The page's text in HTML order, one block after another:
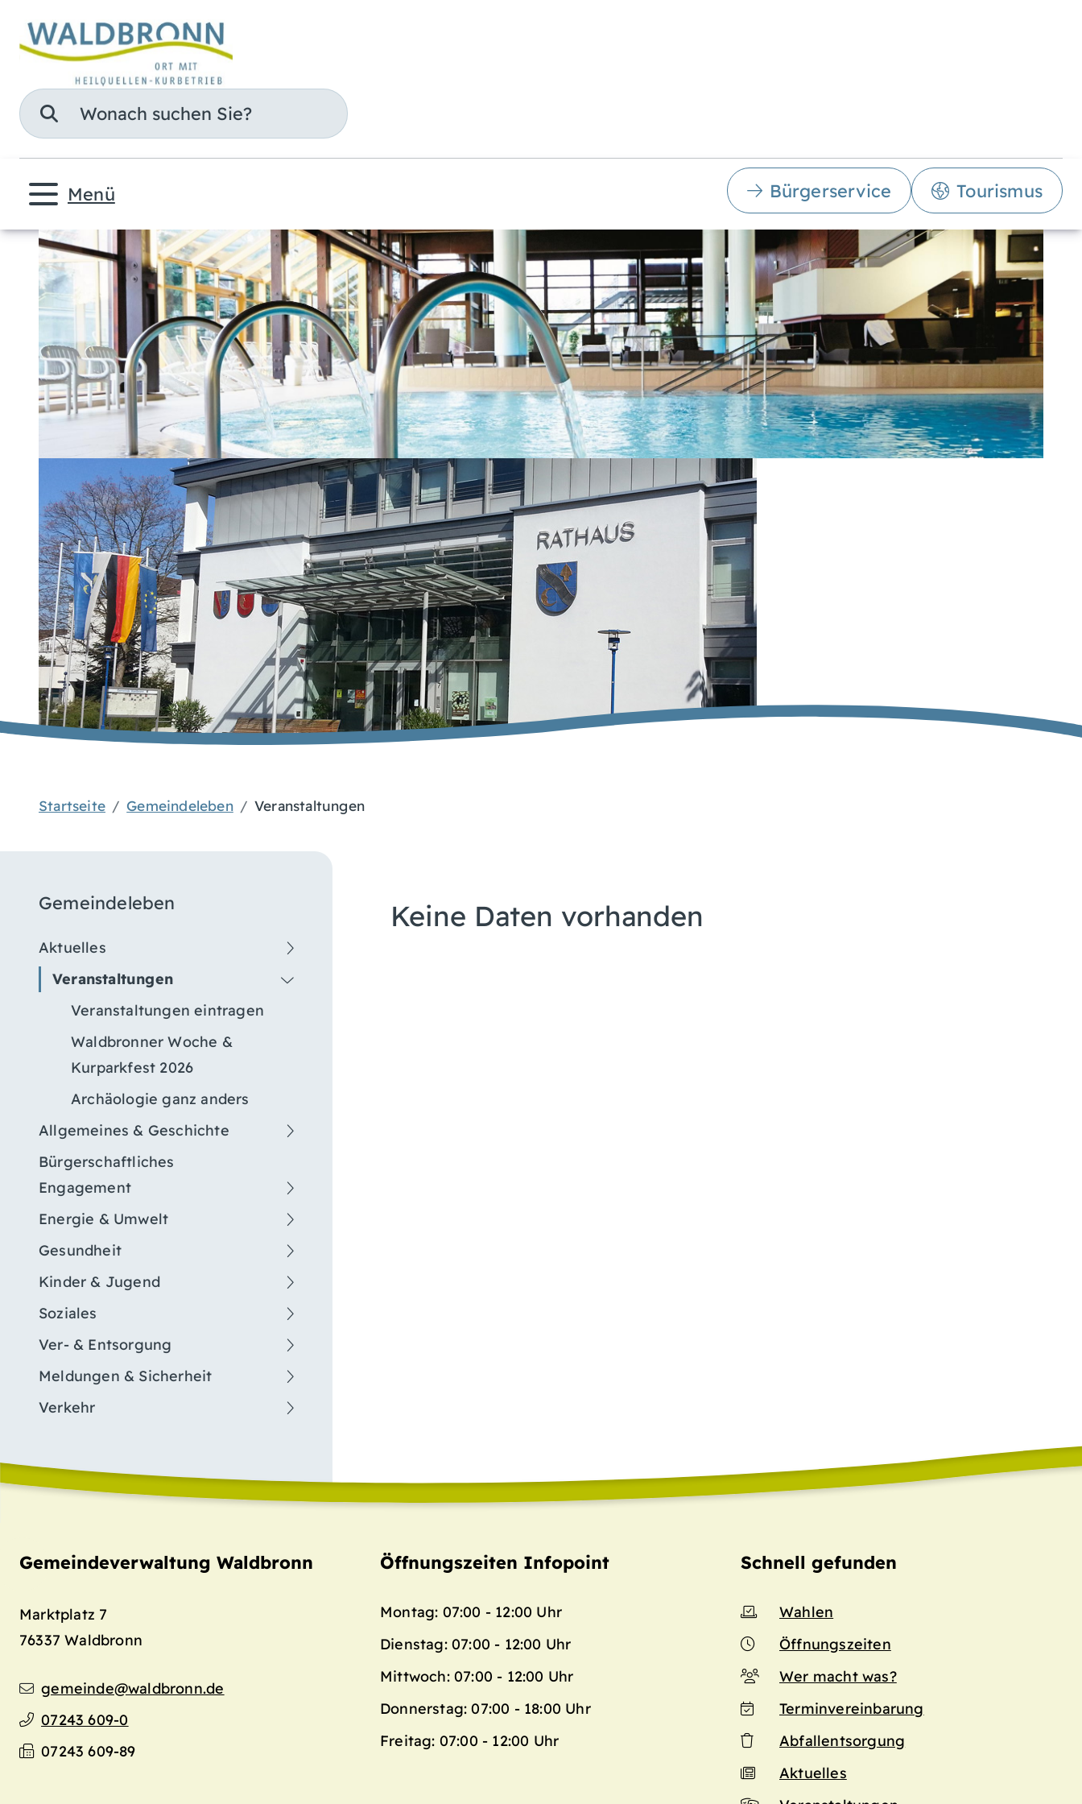
Suche
Menü Bürgerservice Tourismus
Startseite Gemeindeleben Veranstaltungen
Gemeindeleben
Aktuelles
Veranstaltungen
Veranstaltungen eintragen
Waldbronner Woche &
Kurparkfest 2026
Archäologie ganz anders
Allgemeines & Geschichte
Bürgerschaftliches
Engagement
Energie & Umwelt
Gesundheit
Kinder & Jugend
Soziales
Ver- & Entsorgung
Meldungen & Sicherheit
Verkehr
Keine Daten vorhanden
Gemeindeverwaltung Waldbronn
Marktplatz 7
76337 Waldbronn
gemeinde@waldbronn.de
07243 609-0
07243 609-89
Öffnungszeiten Infopoint
Montag: 07:00 - 12:00 Uhr
Dienstag: 07:00 - 12:00 Uhr
Mittwoch: 07:00 - 12:00 Uhr
Donnerstag: 07:00 - 18:00 Uhr
Freitag: 07:00 - 12:00 Uhr
Schnell gefunden
Wahlen
Öffnungszeiten
Wer macht was?
Terminvereinbarung
Abfallentsorgung
Aktuelles